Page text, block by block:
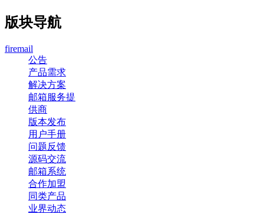
版块导航
firemail
公告
产品需求
解决方案
邮箱服务提
供商
版本发布
用户手册
问题反馈
源码交流
邮箱系统
合作加盟
同类产品
业界动态